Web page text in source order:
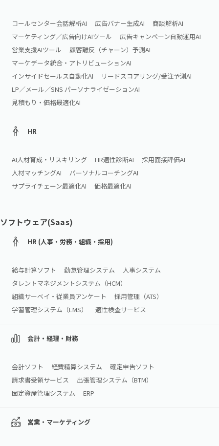
コールセンター会話解析AI 広告バナー生成AI
商談解析AI
マーケティング／広告向けAIツール
広告キャンペーン自動運用AI
営業支援AIツール
顧客離反（チャーン）予測AI
マーケデータ統合・アトリビューションAI
インサイドセールス自動化AI
リードスコアリング/受注予測AI
LP／メール／SNS パーソナライゼーションAI
見積もり・価格最適化AI
HR
AI人材育成・リスキリング HR適性診断AI
採用面接評価AI
人材マッチングAI
パーソナルコーチングAI
サプライチェーン最適化AI
価格最適化AI
ソフトウェア(Saas)
HR (人事・労務・組織・採用)
給与計算ソフト 勤怠管理システム
人事システム
タレントマネジメントシステム（HCM）
組織サーベイ・従業員アンケート
採用管理（ATS）
学習管理システム（LMS）
適性検査サービス
会計・経理・財務
会計ソフト 経費精算システム
確定申告ソフト
請求書受領サービス
出張管理システム（BTM）
固定資産管理システム
ERP
営業・マーケティング